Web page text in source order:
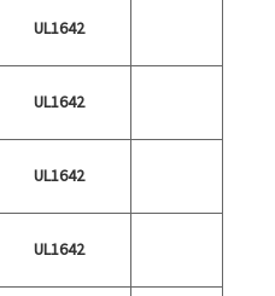
UL1642
UL1642
UL1642
UL1642